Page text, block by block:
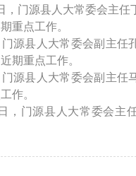
门源县人大常委会主任
重点工作。
县人大常委会副主任孔
期重点工作。
县人大常委会副主任
作。
门源县人大常委会主任